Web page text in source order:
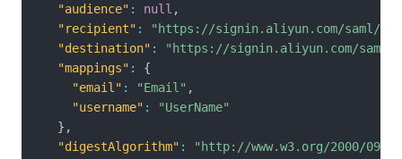
"audience" : null ,
"recipient" :
"https://signin.aliyun.com/saml/
"destination" :
"https://signin.aliyun.com/saml/
"mappings" :
{
"email" : "Email" ,
"username" :
"UserName"
} ,
"digestAlgorithm" :
"http://www.w3.org/2000/09/